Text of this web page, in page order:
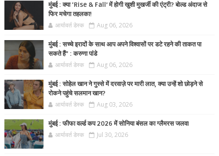
मुंबई : क्या ‘Rise & Fall’ में होगी खुशी मुखर्जी की एंट्री? बोल्ड अंदाज से
फिर मचेगा तहलका!
आर्यावर्त डेस्क Aug 06, 2026
मुंबई : सच्चे इरादों के साथ आप अपने विश्वासों पर डटे रहने की ताकत पा
सकते हैं” : करुणा पांडे
आर्यावर्त डेस्क Aug 06, 2026
मुंबई : सोहेल खान ने गुस्से में दरवाज़े पर मारी लात, क्या उन्हें शो छोड़ने से
रोकने पहुंचे सलमान खान?
आर्यावर्त डेस्क Aug 03, 2026
मुंबई : फीफा वर्ल्ड कप 2026 में सोनिया बंसल का ग्लैमरस जलवा
आर्यावर्त डेस्क Jul 30, 2026